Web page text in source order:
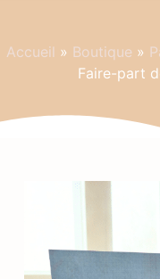
Accueil » Boutique »
Faire-part